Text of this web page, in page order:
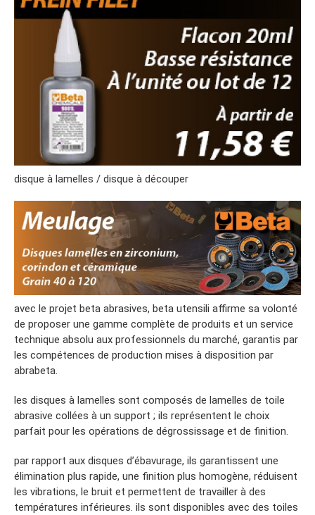
disque à lamelles / disque à découper
avec le projet beta abrasives, beta utensili affirme sa volonté
de proposer une gamme complète de produits et un service
technique absolu aux professionnels du marché, garantis par
les compétences de production mises à disposition par
abrabeta.
les disques à lamelles sont composés de lamelles de toile
abrasive collées à un support ; ils représentent le choix
parfait pour les opérations de dégrossissage et de finition.
par rapport aux disques d’ébavurage, ils garantissent une
élimination plus rapide, une finition plus homogène, réduisent
les vibrations, le bruit et permettent de travailler à des
températures inférieures. ils sont disponibles avec des toiles